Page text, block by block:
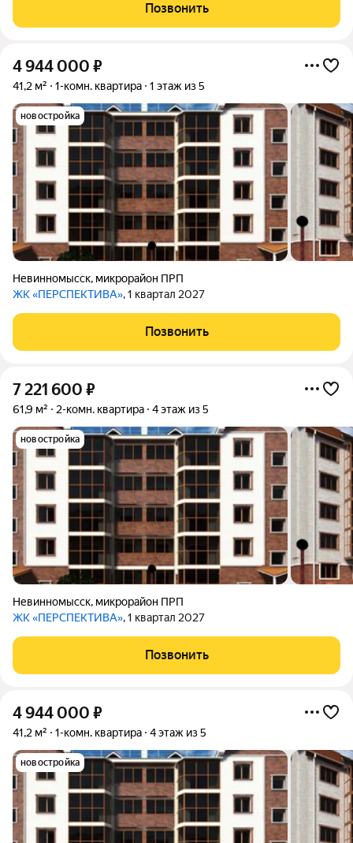
Позвонить
4 944 000 ₽
41,2 м² 1-комн. квартира 1 этаж из 5
новостройка
Невинномысск, микрорайон ПРП
ЖК «ПЕРСПЕКТИВА», 1 квартал 2027
Позвонить
7 221 600 ₽
61,9 м² 2-комн. квартира 4 этаж из 5
новостройка
Невинномысск, микрорайон ПРП
ЖК «ПЕРСПЕКТИВА», 1 квартал 2027
Позвонить
4 944 000 ₽
41,2 м² 1-комн. квартира 4 этаж из 5
новостройка